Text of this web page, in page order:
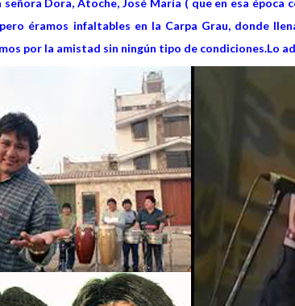
éramos infaltables en la Carpa Grau, donde
por la amistad sin ningún tipo de condiciones.Lo